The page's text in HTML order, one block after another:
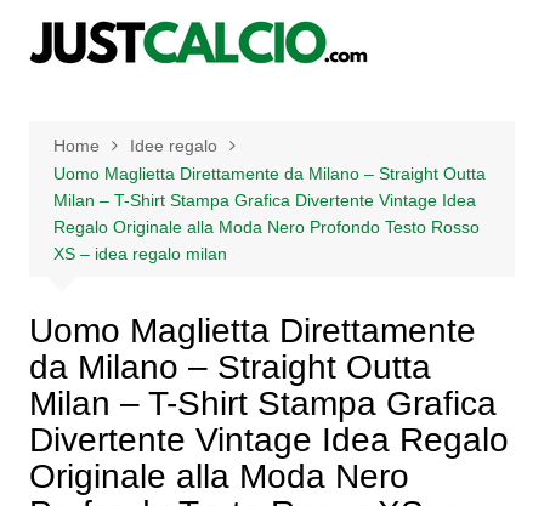
Home
Idee regalo
Uomo Maglietta Direttamente da Milano – Straight Outta
Milan – T-Shirt Stampa Grafica Divertente Vintage Idea
Regalo Originale alla Moda Nero Profondo Testo Rosso
XS – idea regalo milan
Uomo Maglietta Direttamente
da Milano – Straight Outta
Milan – T-Shirt Stampa Grafica
Divertente Vintage Idea Regalo
Originale alla Moda Nero